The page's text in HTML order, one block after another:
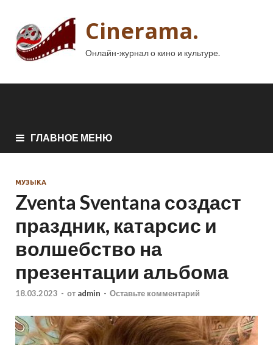
Cinerama.
Онлайн-журнал о кино и культуре.
ГЛАВНОЕ МЕНЮ
МУЗЫКА
Zventa Sventana создаст
праздник, катарсис и
волшебство на
презентации альбома
18.03.2023 - от admin - Оставьте комментарий